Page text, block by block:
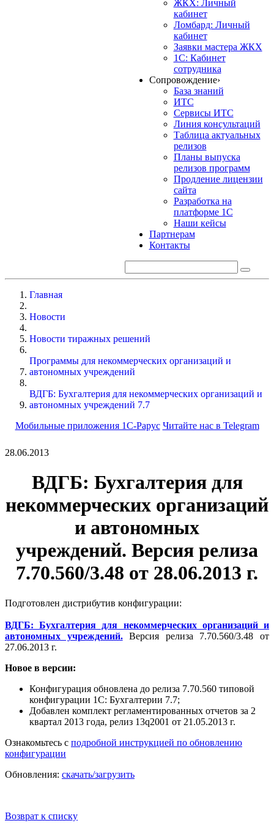
ЖКХ: Личный
кабинет
Ломбард: Личный
кабинет
Заявки мастера ЖКХ
1С: Кабинет
сотрудника
Сопровождение›
База знаний
ИТС
Сервисы ИТС
Линия консультаций
Таблица актуальных
релизов
Планы выпуска
релизов программ
Продление лицензии
сайта
Разработка на
платформе 1С
Наши кейсы
Партнерам
Контакты
Главная
Новости
Новости тиражных решений
Программы для некоммерческих организаций и
автономных учреждений
ВДГБ: Бухгалтерия для некоммерческих организаций и
автономных учреждений 7.7
Мобильные приложения 1С-Рарус Читайте нас в Telegram
28.06.2013
ВДГБ: Бухгалтерия для
некоммерческих организаций
и автономных
учреждений. Версия релиза
7.70.560/3.48 от 28.06.2013 г.
Подготовлен дистрибутив конфигурации:
ВДГБ: Бухгалтерия для некоммерческих организаций и
автономных учреждений.
Версия релиза 7.70.560/3.48 от
27.06.2013 г.
Новое в версии:
Конфигурация обновлена до релиза 7.70.560 типовой
конфигурации 1С: Бухгалтерии 7.7;
Добавлен комплект регламентированных отчетов за 2
квартал 2013 года, релиз 13q2001 от 21.05.2013 г.
Ознакомьтесь с подробной инструкцией по обновлению
конфигурации
Обновления: скачать/загрузить
Возврат к списку